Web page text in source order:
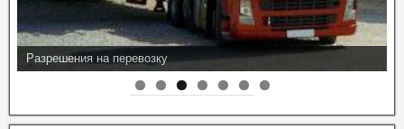
Разрешения на перевозку